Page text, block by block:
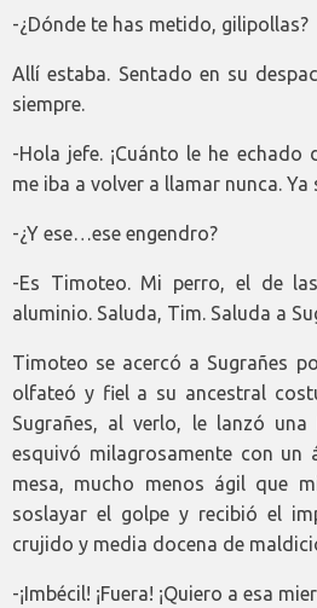
-¿Dónde te has metido, gilipollas?
Allí estaba. Sentado en su
siempre.
-Hola jefe. ¡Cuánto le he echado
me iba a volver a llamar nunca.
-¿Y ese…ese engendro?
-Es Timoteo. Mi perro, el de
aluminio. Saluda, Tim. Saluda a
Timoteo se acercó a Sugrañes
olfateó y fiel a su ancestral
Sugrañes, al verlo, le lanzó
esquivó milagrosamente con un
mesa, mucho menos ágil que
soslayar el golpe y recibió el
crujido y media docena de
-¡Imbécil! ¡Fuera! ¡Quiero a esa